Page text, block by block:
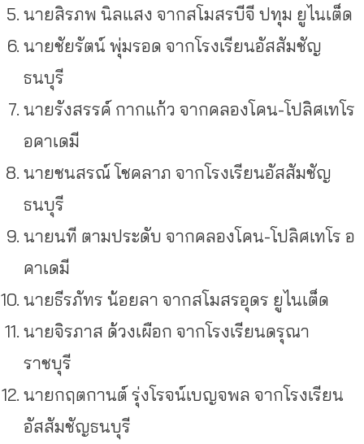
นายสิรภพ นิลแสง จากสโมสรบีจี ปทุม ยูไนเต็ด
นายชัยรัตน์ พุ่มรอด จากโรงเรียนอัสสัมชัญ
ธนบุรี
นายรังสรรค์ กากแก้ว จากคลองโคน-โปลิศเทโร
อคาเดมี
นายชนสรณ์ โชคลาภ จากโรงเรียนอัสสัมชัญ
ธนบุรี
นายนที ตามประดับ จากคลองโคน-โปลิศเทโร อ
คาเดมี
นายธีรภัทร น้อยลา จากสโมสรอุดร ยูไนเต็ด
นายจิรภาส ด้วงเผือก จากโรงเรียนดรุณา
ราชบุรี
นายกฤตกานต์ รุ่งโรจน์เบญจพล จากโรงเรียน
อัสสัมชัญธนบุรี